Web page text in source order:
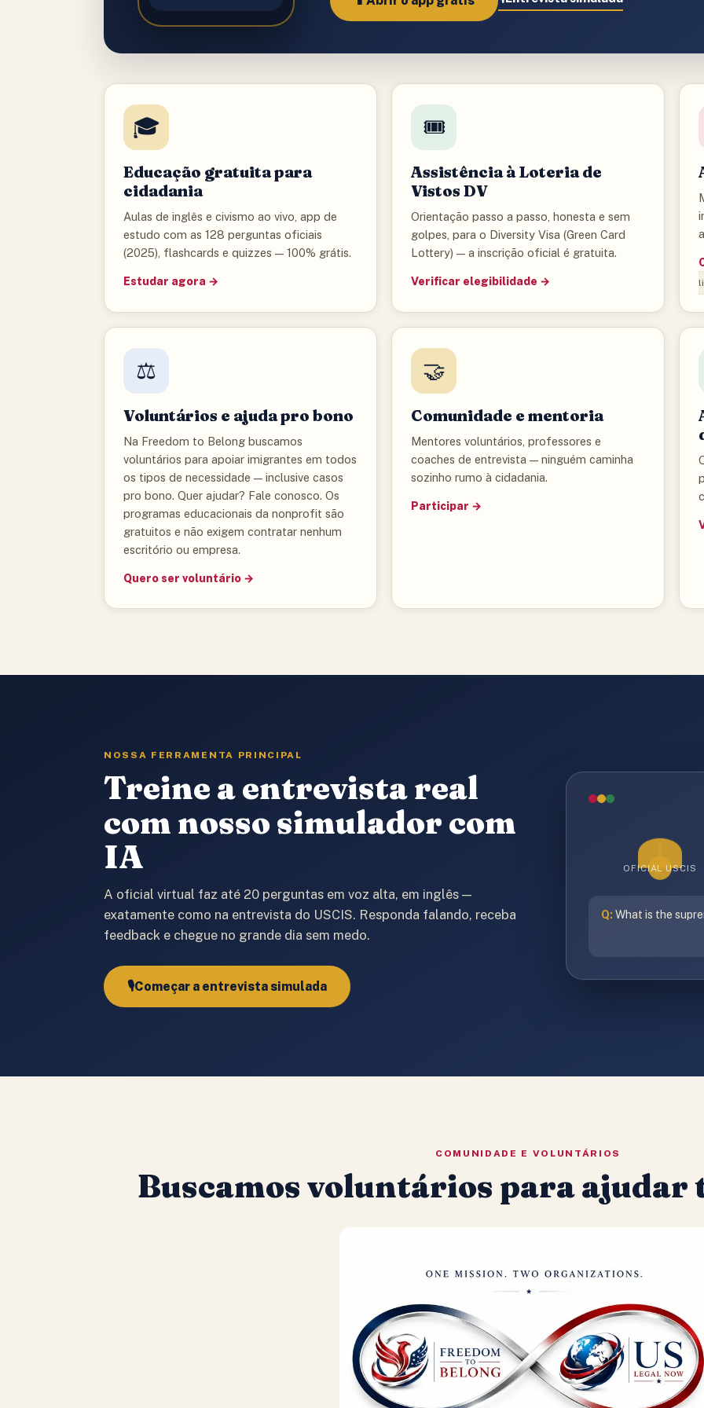
🎓
Educação gratuita para
cidadania
Aulas de inglês e civismo ao vivo, app de
estudo com as 128 perguntas oficiais
(2025), flashcards e quizzes — 100% grátis.
Estudar agora →
🎟️
Assistência à Loteria de
Vistos DV
Orientação passo a passo, honesta e sem
golpes, para o Diversity Visa (Green Card
Lottery) — a inscrição oficial é gratuita.
Verificar elegibilidade →
⚖️
Voluntários e ajuda pro bono
Na Freedom to Belong buscamos
voluntários para apoiar imigrantes em todos
os tipos de necessidade — inclusive casos
pro bono. Quer ajudar? Fale conosco. Os
programas educacionais da nonprofit são
gratuitos e não exigem contratar nenhum
escritório ou empresa.
Quero ser voluntário →
🤝
Comunidade e mentoria
Mentores voluntários, professores e
coaches de entrevista — ninguém caminha
sozinho rumo à cidadania.
Participar →
NOSSA FERRAMENTA PRINCIPAL
Treine a entrevista real
com nosso simulador com
IA
A oficial virtual faz até 20 perguntas em voz alta, em inglês —
exatamente como na entrevista do USCIS. Responda falando, receba
feedback e chegue no grande dia sem medo.
🎙️Começar a entrevista simulada
OFICIAL USCIS
Q: What is the
COMUNIDADE E VOLUNTÁRIOS
Buscamos voluntários para ajudar